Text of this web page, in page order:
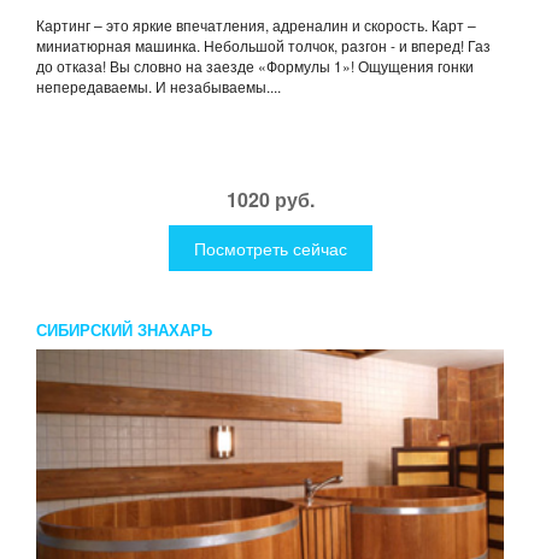
Картинг – это яркие впечатления, адреналин и скорость. Карт –
миниатюрная машинка. Небольшой толчок, разгон - и вперед! Газ
до отказа! Вы словно на заезде «Формулы 1»! Ощущения гонки
непередаваемы. И незабываемы....
1020 руб.
Посмотреть сейчас
СИБИРСКИЙ ЗНАХАРЬ